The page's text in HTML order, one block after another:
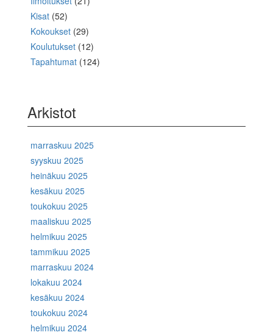
Kisat (52)
Kokoukset (29)
Koulutukset (12)
Tapahtumat (124)
Arkistot
marraskuu 2025
syyskuu 2025
heinäkuu 2025
kesäkuu 2025
toukokuu 2025
maaliskuu 2025
helmikuu 2025
tammikuu 2025
marraskuu 2024
lokakuu 2024
kesäkuu 2024
toukokuu 2024
helmikuu 2024